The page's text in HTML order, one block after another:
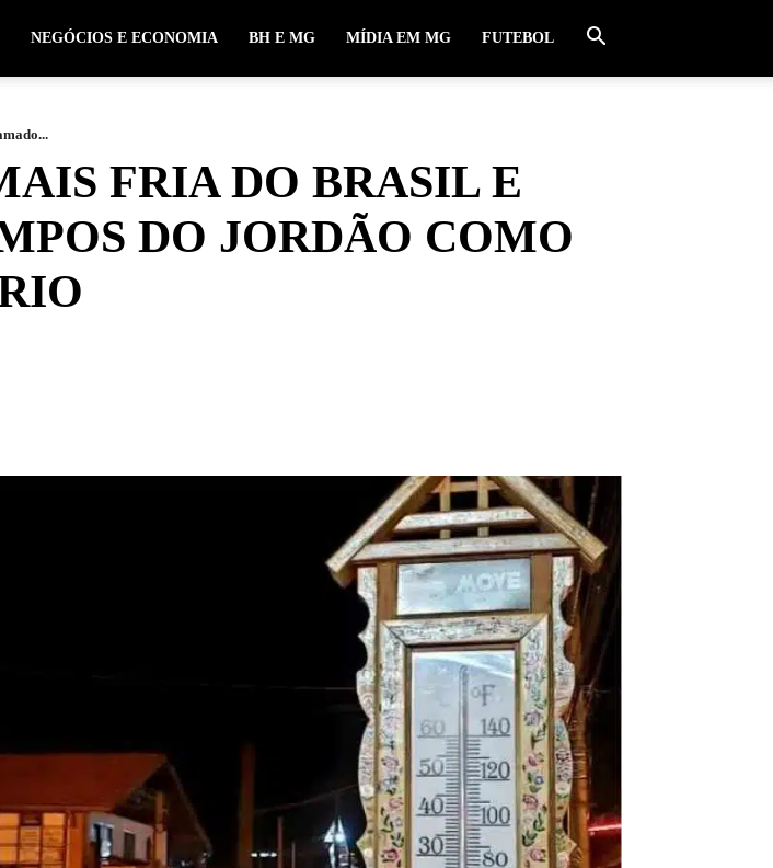
NEGÓCIOS E ECONOMIA BH E MG MÍDIA EM MG FUTEBOL
FRIA DO BRASIL E
DO JORDÃO COMO